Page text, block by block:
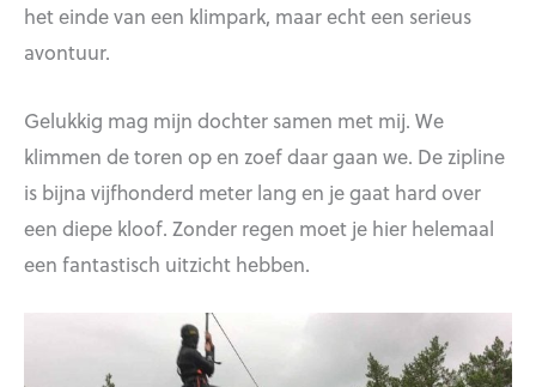
het einde van een klimpark, maar echt een serieus
avontuur.
Gelukkig mag mijn dochter samen met mij. We
klimmen de toren op en zoef daar gaan we. De zipline
is bijna vijfhonderd meter lang en je gaat hard over
een diepe kloof. Zonder regen moet je hier helemaal
een fantastisch uitzicht hebben.